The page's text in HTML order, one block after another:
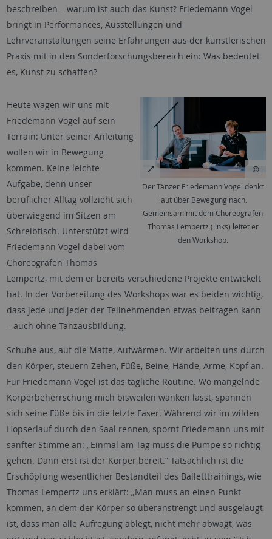
beschreiben – warum ist auch das Kunst? Friedemann Vogel
bringt in Performances, Ausstellungen und
Lehrveranstaltungen seine Erfahrungen aus der künstlerischen
Praxis mit in den Sonderforschungsbereich ein: Was bedeutet
es, Kunst zu schaffen?
Der Tänzer Friedemann Vogel denkt
laut über Bewegung nach.
Gemeinsam mit dem Choreografen
Thomas Lempertz (links) leitet er
den Workshop.
Heute wagen wir uns mit
Friedemann Vogel auf sein
Terrain: Unter seiner Anleitung
wollen wir in Bewegung
kommen. Keine leichte
Aufgabe, denn unser
beruflicher Alltag vollzieht sich
überwiegend im Sitzen am
Schreibtisch. Unterstützt wird
Friedemann Vogel dabei vom
Choreografen Thomas
Lempertz, mit dem er bereits verschiedene Projekte entwickelt
hat. In der Vorbereitung des Workshops war es beiden wichtig,
dass jede und jeder der Teilnehmenden etwas beitragen kann
– auch ohne Tanzausbildung.
Schuhe aus, auf die Matte, Aufwärmen. Wir arbeiten uns durch
den Körper, steuern Zehen, Füße, Beine, Hände, Arme, Kopf an.
Für Friedemann Vogel ist das tägliche Routine. Wo mangelnde
Körperbeherrschung mich bisweilen wanken lässt, spannen
sich seine Füße bis in die letzte Faser. Während wir im wilden
Hopserlauf durch den Saal rennen, spornt Friedemann uns mit
sanfter Stimme an: „Einmal am Tag muss die Pumpe so richtig
gehen. Dann erst ist der Körper bereit.“ Tatsächlich ist die
Erschöpfung wesentlicher Bestandteil des Balletttrainings, wie
Thomas Lempertz uns erklärt: „Man muss an einen Punkt
kommen, an dem der Körper so überanstrengt und ausgelaugt
ist, dass man alle Aufregung ablegt, nicht mehr abwägt, was